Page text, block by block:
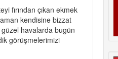
fırından çıkan ekmek
kendisine bizzat
güzel havalarda bugün
görüşmelerimizi